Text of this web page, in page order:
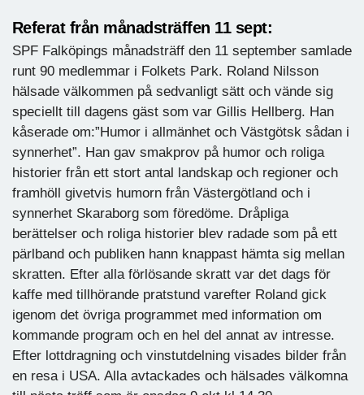
Referat från månadsträffen 11 sept:
SPF Falköpings månadsträff den 11 september samlade
runt 90 medlemmar i Folkets Park. Roland Nilsson
hälsade välkommen på sedvanligt sätt och vände sig
speciellt till dagens gäst som var Gillis Hellberg. Han
kåserade om:”Humor i allmänhet och Västgötsk sådan i
synnerhet”. Han gav smakprov på humor och roliga
historier från ett stort antal landskap och regioner och
framhöll givetvis humorn från Västergötland och i
synnerhet Skaraborg som föredöme. Dråpliga
berättelser och roliga historier blev radade som på ett
pärlband och publiken hann knappast hämta sig mellan
skratten. Efter alla förlösande skratt var det dags för
kaffe med tillhörande pratstund varefter Roland gick
igenom det övriga programmet med information om
kommande program och en hel del annat av intresse.
Efter lottdragning och vinstutdelning visades bilder från
en resa i USA. Alla avtackades och hälsades välkomna